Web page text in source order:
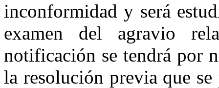
inconformidad y será
examen del agravio
notificación se tendrá por
la resolución previa que